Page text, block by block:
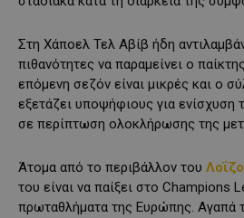
Στη Χάποελ Τελ Αβίβ ήδη
πιθανότητες να παραμείνει ο
επόμενη σεζόν είναι μικρές και ο
εξετάζει υποψήφιους για ενίσχυση
σε περίπτωση ολοκλήρωσης της
Άτομα από το περιβάλλον του
του είναι να παίξει στο Champions
πρωταθλήματα της Ευρώπης. Αγαπά